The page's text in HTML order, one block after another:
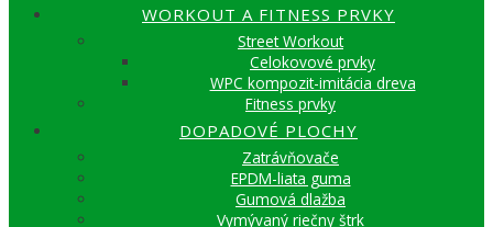
WORKOUT A FITNESS PRVKY
Street Workout
Celokovové prvky
WPC kompozit-imitácia dreva
Fitness prvky
DOPADOVÉ PLOCHY
Zatrávňovače
EPDM-liata guma
Gumová dlažba
Vymývaný riečny štrk